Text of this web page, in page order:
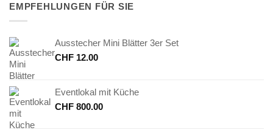
EMPFEHLUNGEN FÜR SIE
Ausstecher Mini Blätter 3er Set
CHF 12.00
Eventlokal mit Küche
CHF 800.00